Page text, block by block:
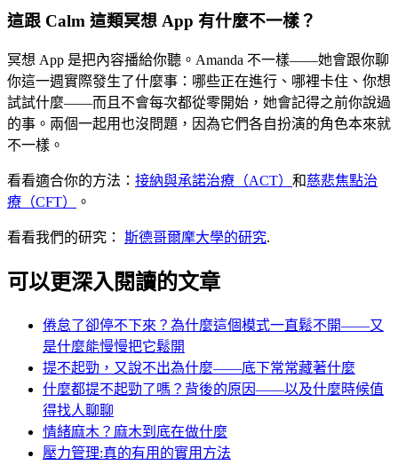
這跟 Calm 這類冥想 App 有什麼不一樣？
冥想 App 是把內容播給你聽。Amanda 不一樣——她會跟你聊
你這一週實際發生了什麼事：哪些正在進行、哪裡卡住、你想
試試什麼——而且不會每次都從零開始，她會記得之前你說過
的事。兩個一起用也沒問題，因為它們各自扮演的角色本來就
不一樣。
看看適合你的方法： 接納與承諾治療（ACT） 和慈悲焦點治
療（CFT）
。
看看我們的研究： 斯德哥爾摩大學的研究.
可以更深入閱讀的文章
倦怠了卻停不下來？為什麼這個模式一直鬆不開——又
是什麼能慢慢把它鬆開
提不起勁，又說不出為什麼——底下常常藏著什麼
什麼都提不起勁了嗎？背後的原因——以及什麼時候值
得找人聊聊
情緒麻木？麻木到底在做什麼
壓力管理:真的有用的實用方法